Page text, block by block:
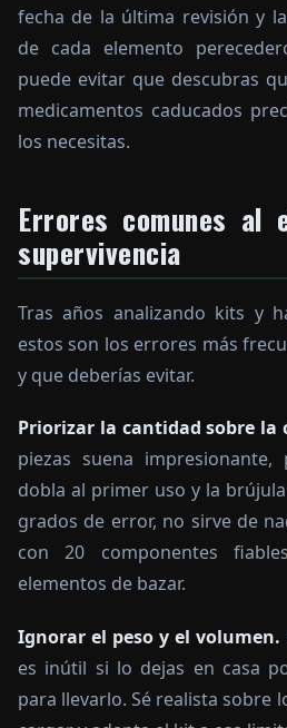
fecha de la última revisión y
de cada elemento
puede evitar que descubras
medicamentos caducados
los necesitas.
Errores comunes
supervivencia
Tras años analizando kits y
estos son los errores más
y que deberías evitar.
Priorizar la cantidad sobre la
piezas suena
dobla al primer uso y la
grados de error, no sirve de
con 20 componentes
elementos de bazar.
Ignorar el peso y el volumen.
es inútil si lo dejas en casa
para llevarlo. Sé realista sobre